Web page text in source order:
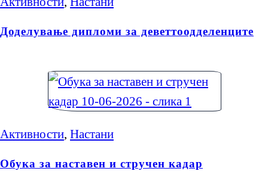
Доделување дипломи за деветтоодделенците
Активности, Настани
Обука за наставен и стручен кадар